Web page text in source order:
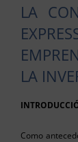
LA
LA
Como